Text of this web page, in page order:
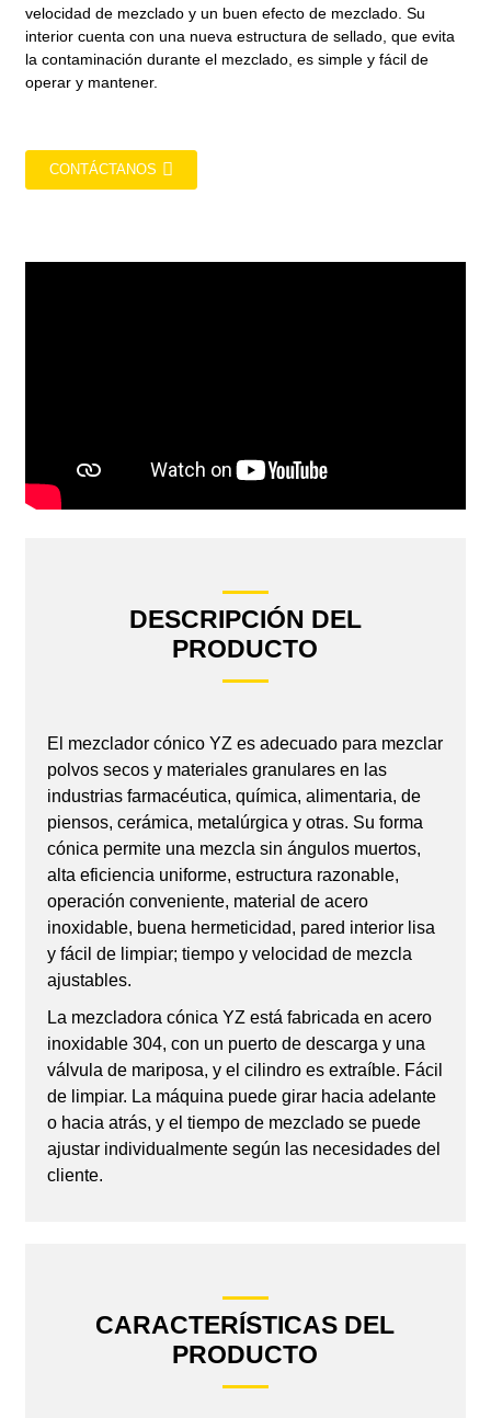
velocidad de mezclado y un buen efecto de mezclado. Su
interior cuenta con una nueva estructura de sellado, que evita
la contaminación durante el mezclado, es simple y fácil de
operar y mantener.
CONTÁCTANOS
DESCRIPCIÓN DEL
PRODUCTO
El mezclador cónico YZ es adecuado para mezclar
polvos secos y materiales granulares en las
industrias farmacéutica, química, alimentaria, de
piensos, cerámica, metalúrgica y otras. Su forma
cónica permite una mezcla sin ángulos muertos,
alta eficiencia uniforme, estructura razonable,
operación conveniente, material de acero
inoxidable, buena hermeticidad, pared interior lisa
y fácil de limpiar; tiempo y velocidad de mezcla
ajustables.
La mezcladora cónica YZ está fabricada en acero
inoxidable 304, con un puerto de descarga y una
válvula de mariposa, y el cilindro es extraíble. Fácil
de limpiar. La máquina puede girar hacia adelante
o hacia atrás, y el tiempo de mezclado se puede
ajustar individualmente según las necesidades del
cliente.
CARACTERÍSTICAS DEL
PRODUCTO